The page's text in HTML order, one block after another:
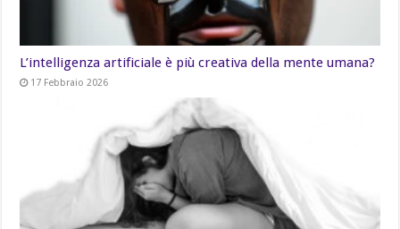
L’intelligenza artificiale è più creativa della mente umana?
17 Febbraio 2026